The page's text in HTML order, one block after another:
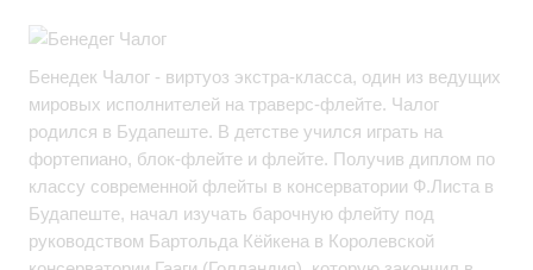
Бенедек Чалог - виртуоз экстра-класса, один из ведущих
мировых исполнителей на траверс-флейте. Чалог
родился в Будапеште. В детстве учился играть на
фортепиано, блок-флейте и флейте. Получив диплом по
классу современной флейты в консерватории Ф.Листа в
Будапеште, начал изучать барочную флейту под
руководством Бартольда Кёйкена в Королевской